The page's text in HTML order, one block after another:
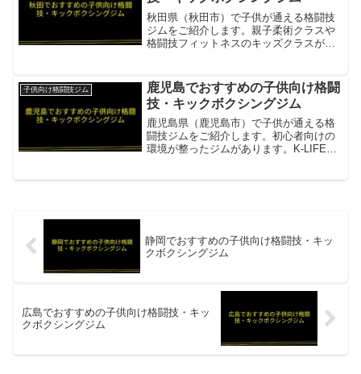
秋田県（秋田市）で子供が通える格闘技
ジムをご紹介します。親子柔術クラスや
格闘技フィットネスのキッズクラスがあ
さまざまな格闘技のエッセンスを取り入
れ楽しく学ぶ。心も鍛える...
子供向け格闘技ジム
鹿児島でおすすめの子供向け格闘
技・キックボクシングジム
鹿児島県（鹿児島市）で子供が通える格
闘技ジムをご紹介します。初心者向けの
環境が整ったジムがあります。K-LIFE
静岡でおすすめの子供向け格闘技・キッ
クボクシングジム
広島でおすすめの子供向け格闘技・キッ
クボクシングジム